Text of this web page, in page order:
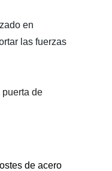
en
las fuerzas
de
de acero